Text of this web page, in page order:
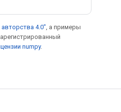
авторства 4.0" , а примеры
numpy.